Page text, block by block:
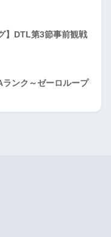
】DTL第3節事前観戦
ランク～ゼーロループ